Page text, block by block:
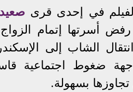
في إحدى قرى
أسرتها إتمام
انتقال الشاب إلى
ضغوط اجتماعية
بسهولة.